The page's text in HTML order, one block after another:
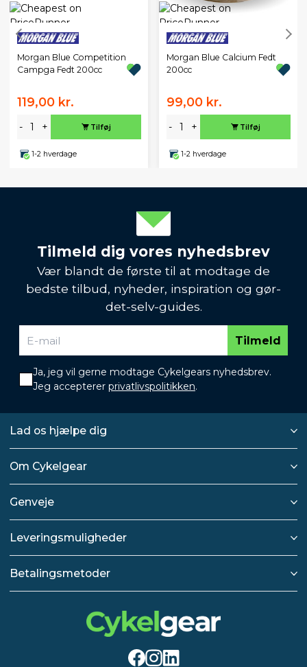
Morgan Blue Competition
Campga Fedt 200cc
119,00 kr.
- + Tilføj
1-2 hverdage
Morgan Blue Calcium Fedt
200cc
99,00 kr.
- + Tilføj
1-2 hverdage
Tilmeld dig vores nyhedsbrev
Vær blandt de første til at modtage de
bedste tilbud, nyheder, inspiration og gør-
det-selv-guides.
Tilmeld
Ja, jeg vil gerne modtage Cykelgears nyhedsbrev.
Jeg accepterer privatlivspolitikken.
Lad os hjælpe dig
Om Cykelgear
Genveje
Leveringsmuligheder
Betalingsmetoder